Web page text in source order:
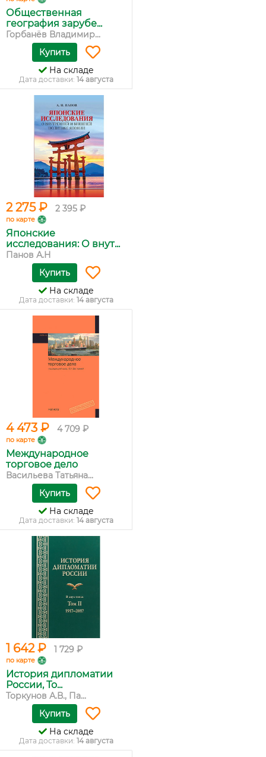
Общественная
география зарубе...
Горбанёв Владимир...
Купить
На складе
Дата доставки: 14 августа
2 275 ₽ 2 395 ₽
по карте
Японские
исследования: О внут...
Панов А.Н
Купить
На складе
Дата доставки: 14 августа
4 473 ₽ 4 709 ₽
по карте
Международное
торговое дело
Васильева Татьяна...
Купить
На складе
Дата доставки: 14 августа
1 642 ₽ 1 729 ₽
по карте
История дипломатии
России, То...
Торкунов А.В., Па...
Купить
На складе
Дата доставки: 14 августа